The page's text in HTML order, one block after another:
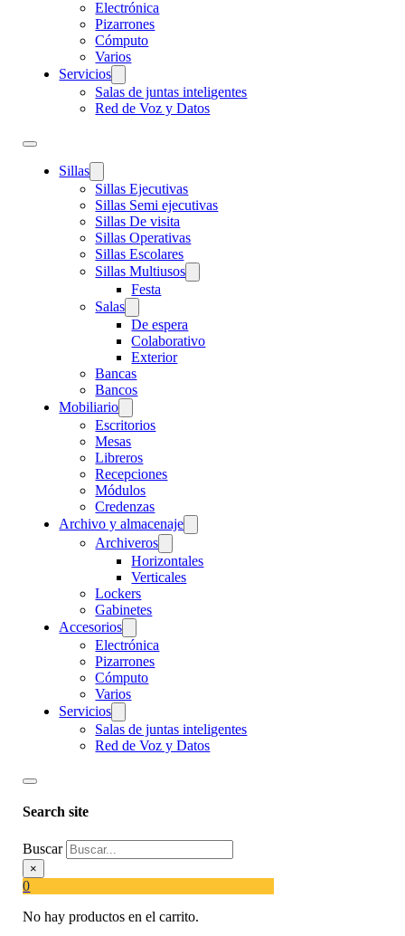
Electrónica
Pizarrones
Cómputo
Varios
Servicios
Salas de juntas inteligentes
Red de Voz y Datos
Sillas
Sillas Ejecutivas
Sillas Semi ejecutivas
Sillas De visita
Sillas Operativas
Sillas Escolares
Sillas Multiusos
Festa
Salas
De espera
Colaborativo
Exterior
Bancas
Bancos
Mobiliario
Escritorios
Mesas
Libreros
Recepciones
Módulos
Credenzas
Archivo y almacenaje
Archiveros
Horizontales
Verticales
Lockers
Gabinetes
Accesorios
Electrónica
Pizarrones
Cómputo
Varios
Servicios
Salas de juntas inteligentes
Red de Voz y Datos
Search site
Buscar
×
0
No hay productos en el carrito.